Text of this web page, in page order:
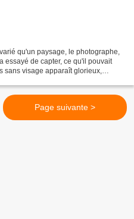
qu'un paysage, le photographe,
essayé de capter, ce qu'il pouvait
sans visage apparaît glorieux,
Page suivante >